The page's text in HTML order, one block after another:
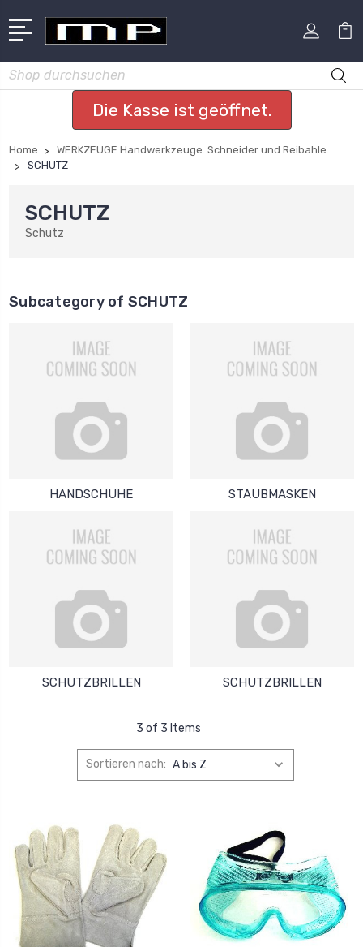
Suchen
Die Kasse ist geöffnet.
Home
WERKZEUGE Handwerkzeuge. Schneider und Reibahle.
SCHUTZ
SCHUTZ
Schutz
Subcategory of SCHUTZ
HANDSCHUHE STAUBMASKEN
SCHUTZBRILLEN SCHUTZBRILLEN
3 of 3 Items
Sortieren nach: